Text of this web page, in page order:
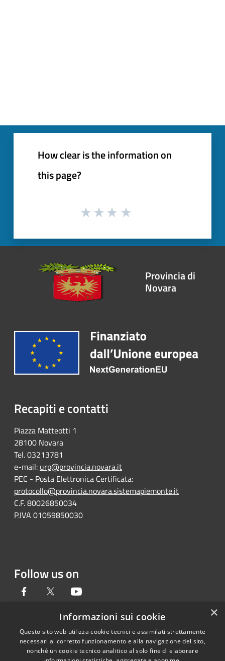
How clear is the information on
this page?
Provincia di
Novara
Recapiti e contatti
Piazza Matteotti 1
28100 Novara
Tel. 03213781
e-mail: urp@provincia.novara.it
PEC - Posta Elettronica Certificata:
protocollo@provincia.novara.sistemapiemonte.it
C.F. 80026850034
P.IVA 01059850030
Follow us on
Facebook Twitter
RSS
Accessibility
Copyright © 2026 • Provincia di
Novara • Powered by
×
Informazioni sui cookie
Questo sito web utilizza cookie tecnici e assimilati strettamente
necessari al corretto funzionamento e alla navigazione del sito,
nonché un cookie tecnico analitico al solo fine di elaborare